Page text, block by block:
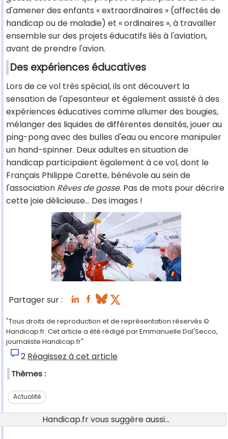
d'amener des enfants « extraordinaires » (affectés de
handicap ou de maladie) et « ordinaires », à travailler
ensemble sur des projets éducatifs liés à l'aviation,
avant de prendre l'avion.
Des expériences éducatives
Lors de ce vol très spécial, ils ont découvert la
sensation de l'apesanteur et également assisté à des
expériences éducatives comme allumer des bougies,
mélanger des liquides de différentes densités, jouer au
ping-pong avec des bulles d'eau ou encore manipuler
un hand-spinner. Deux adultes en situation de
handicap participaient également à ce vol, dont le
Français Philippe Carette, bénévole au sein de
l'association Rêves de gosse. Pas de mots pour décrire
cette joie délicieuse… Des images !
Partager sur :
"Tous droits de reproduction et de représentation réservés.©
Handicap.fr. Cet article a été rédigé par Emmanuelle Dal'Secco,
journaliste Handicap.fr"
2 Réagissez à cet article
Thèmes :
Actualité
Handicap.fr vous suggère aussi...